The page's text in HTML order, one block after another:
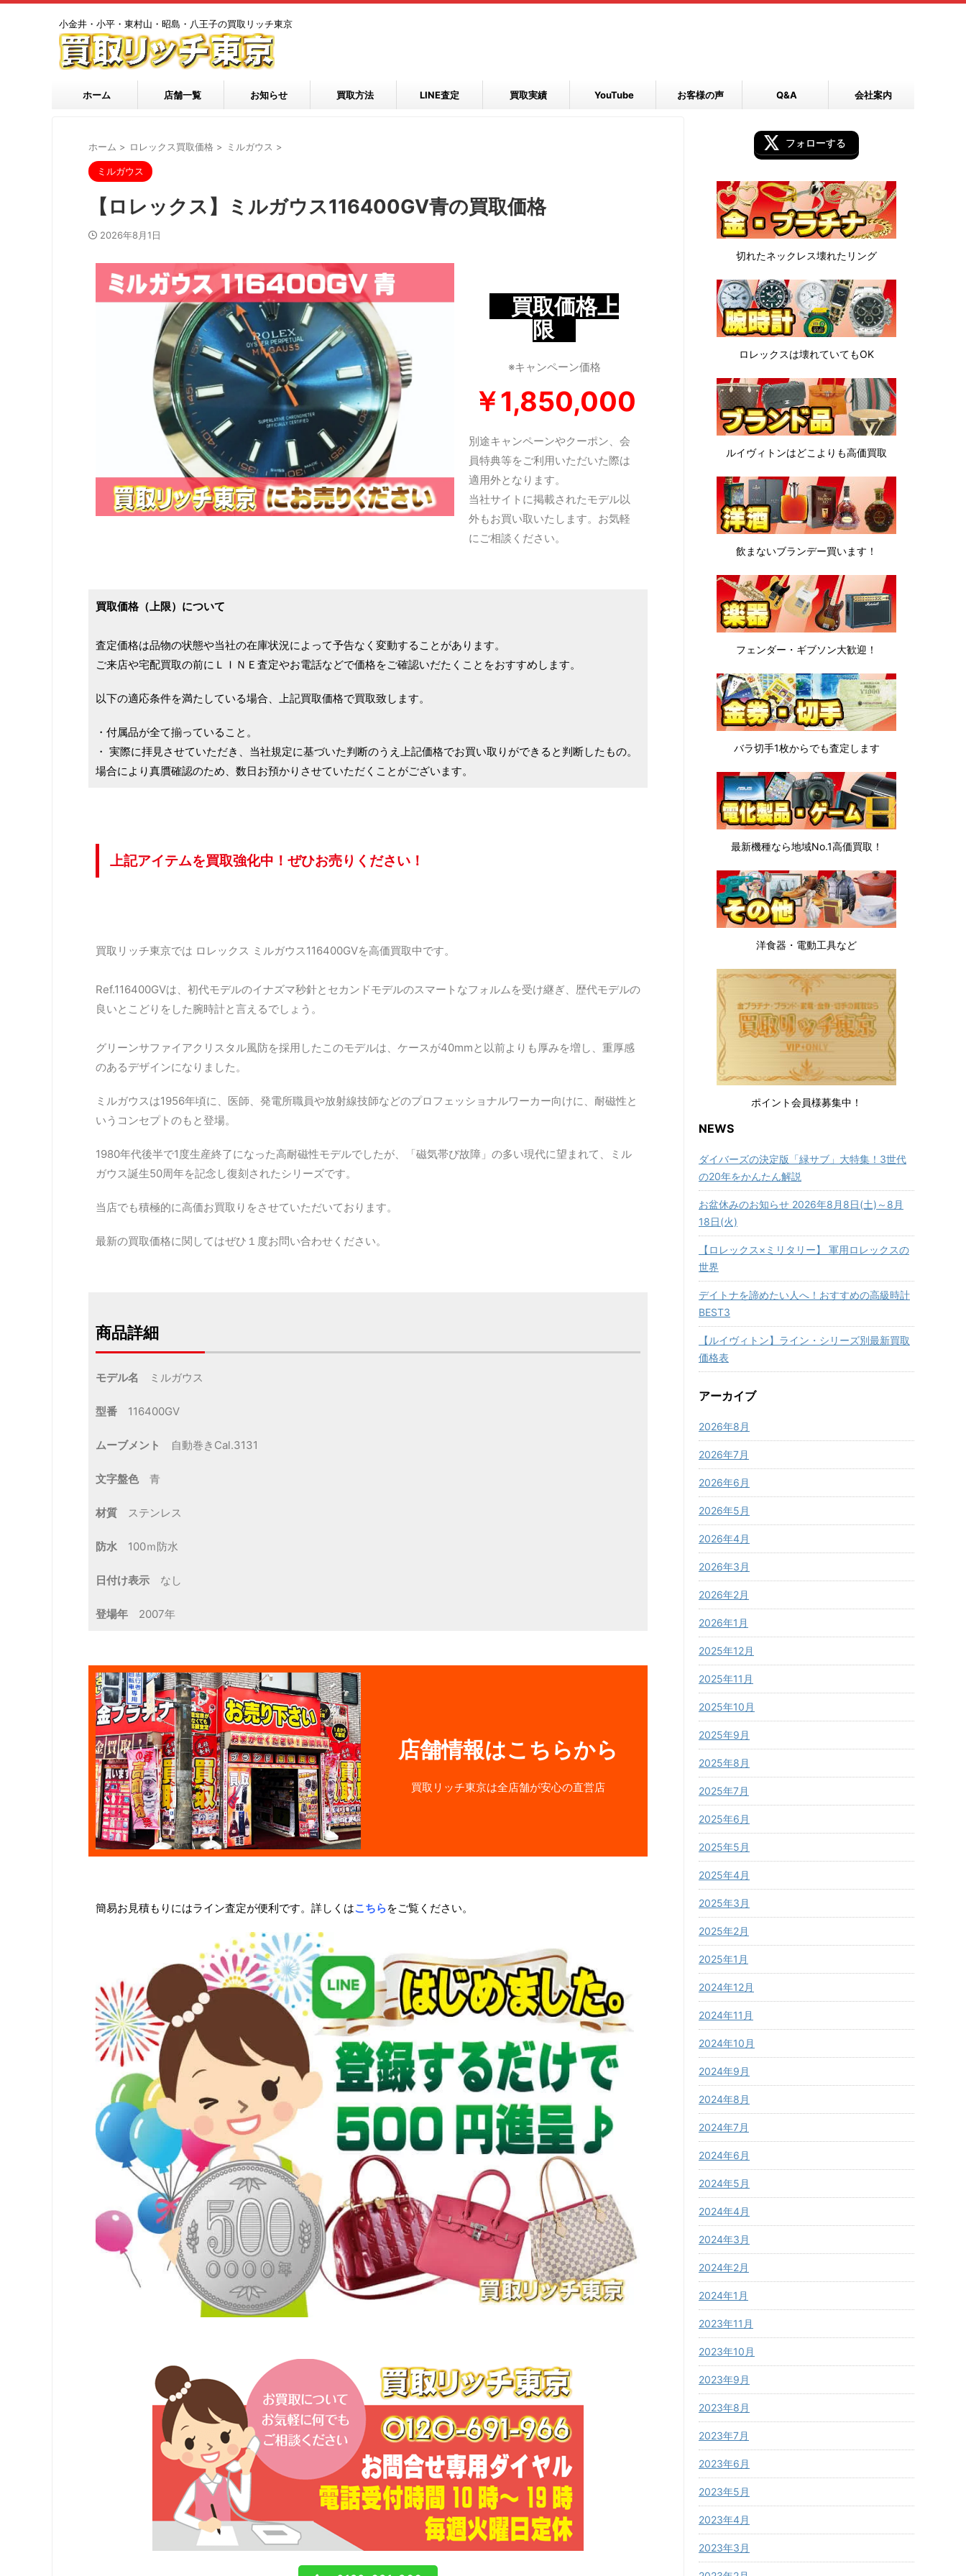
小金井・小平・東村山・昭島・八王子の買取リッチ東京
ホーム 店舗一覧 お知らせ 買取方法 LINE査定 買取実績 YouTube お客様の声 Q&A 会社案内
ホーム > ロレックス買取価格 > ミルガウス >
ミルガウス
【ロレックス】ミルガウス116400GV青の買取価格
2026年8月1日
買取価格上
限
※キャンペーン価格
￥1,850,000
別途キャンペーンやクーポン、会
員特典等をご利用いただいた際は
適用外となります。
当社サイトに掲載されたモデル以
外もお買い取いたします。お気軽
にご相談ください。
買取価格（上限）について
査定価格は品物の状態や当社の在庫状況によって予告なく変動することがあります。
ご来店や宅配買取の前にＬＩＮＥ査定やお電話などで価格をご確認いだたくことをおすすめします。
以下の適応条件を満たしている場合、上記買取価格で買取致します。
・付属品が全て揃っていること。
・ 実際に拝見させていただき、当社規定に基づいた判断のうえ上記価格でお買い取りができると判断したもの。
場合により真贋確認のため、数日お預かりさせていただくことがございます。
上記アイテムを買取強化中！ぜひお売りください！
買取リッチ東京では ロレックス ミルガウス116400GVを高価買取中です。
Ref.116400GVは、初代モデルのイナズマ秒針とセカンドモデルのスマートなフォルムを受け継ぎ、歴代モデルの
良いとこどりをした腕時計と言えるでしょう。
グリーンサファイアクリスタル風防を採用したこのモデルは、ケースが40mmと以前よりも厚みを増し、重厚感
のあるデザインになりました。
ミルガウスは1956年頃に、医師、発電所職員や放射線技師などのプロフェッショナルワーカー向けに、耐磁性と
いうコンセプトのもと登場。
1980年代後半で1度生産終了になった高耐磁性モデルでしたが、「磁気帯び故障」の多い現代に望まれて、ミル
ガウス誕生50周年を記念し復刻されたシリーズです。
当店でも積極的に高価お買取りをさせていただいております。
最新の買取価格に関してはぜひ１度お問い合わせください。
商品詳細
モデル名 ミルガウス
型番 116400GV
ムーブメント 自動巻きCal.3131
文字盤色青
材質 ステンレス
防水 100ｍ防水
日付け表示 なし
登場年 2007年
店舗情報はこちらから
買取リッチ東京は全店舗が安心の直営店
簡易お見積もりにはライン査定が便利です。詳しくはこちらをご覧ください。
フォローする
切れたネックレス壊れたリング
ロレックスは壊れていてもOK
ルイヴィトンはどこよりも高価買取
飲まないブランデー買います！
フェンダー・ギブソン大歓迎！
バラ切手1枚からでも査定します
最新機種なら地域No.1高価買取！
洋食器・電動工具など
ポイント会員様募集中！
NEWS
ダイバーズの決定版「緑サブ」大特集！3世代
の20年をかんたん解説
お盆休みのお知らせ 2026年8月8日(土)～8月
18日(火)
【ロレックス×ミリタリー】 軍用ロレックスの
世界
デイトナを諦めたい人へ！おすすめの高級時計
BEST3
【ルイヴィトン】ライン・シリーズ別最新買取
価格表
アーカイブ
2026年8月
2026年7月
2026年6月
2026年5月
2026年4月
2026年3月
2026年2月
2026年1月
2025年12月
2025年11月
2025年10月
2025年9月
2025年8月
2025年7月
2025年6月
2025年5月
2025年4月
2025年3月
2025年2月
2025年1月
2024年12月
2024年11月
2024年10月
2024年9月
2024年8月
2024年7月
2024年6月
2024年5月
2024年4月
2024年3月
2024年2月
2024年1月
2023年11月
2023年10月
2023年9月
2023年8月
2023年7月
2023年6月
2023年5月
2023年4月
2023年3月